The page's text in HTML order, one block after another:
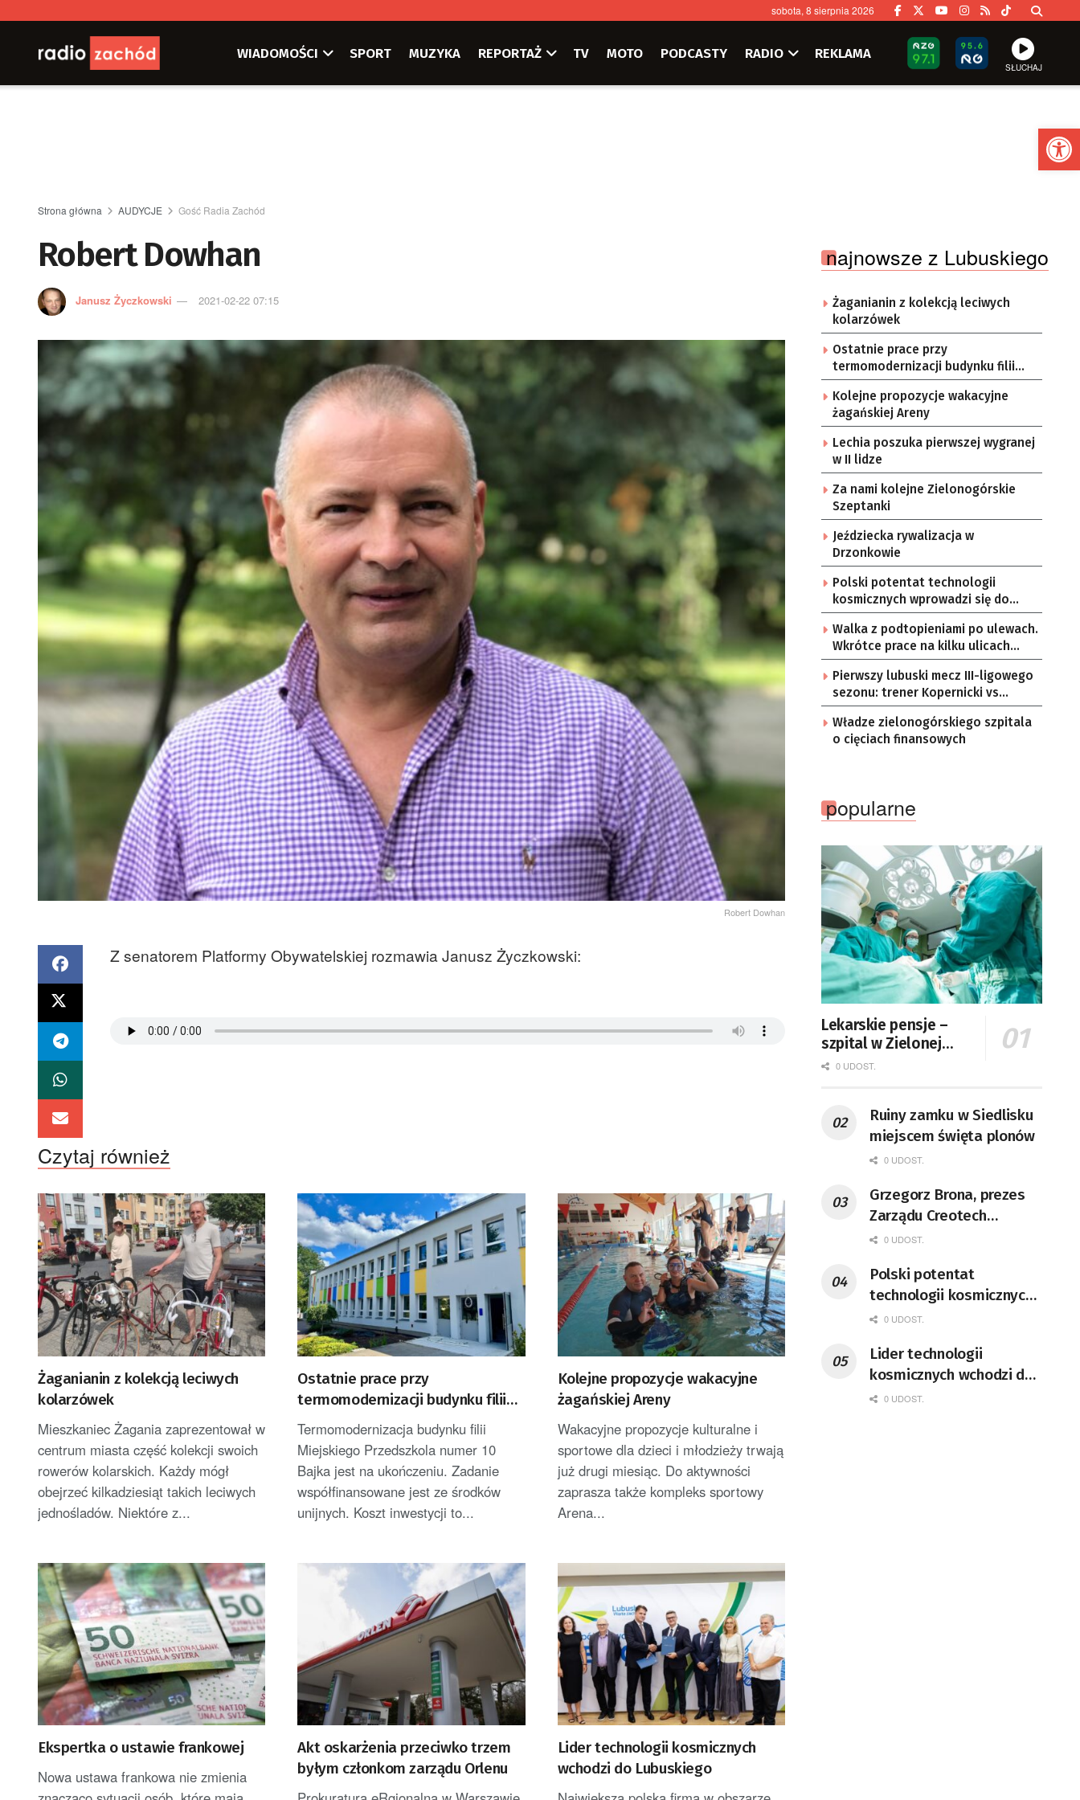
sobota, 8 sierpnia 2026
WIADOMOŚCI SPORT MUZYKA REPORTAŻ TV MOTO PODCASTY RADIO REKLAMA
SŁUCHAJ
Strona główna AUDYCJE Gość Radia Zachód
Robert Dowhan
Janusz Życzkowski 2021-02-22 07:15
Robert Dowhan
Z senatorem Platformy Obywatelskiej rozmawia Janusz Życzkowski:
Czytaj również
Żaganianin z kolekcją leciwych
kolarzówek
Mieszkaniec Żagania zaprezentował w
centrum miasta część kolekcji swoich
rowerów kolarskich. Każdy mógł
obejrzeć kilkadziesiąt takich leciwych
jednośladów. Niektóre z...
Ostatnie prace przy
termomodernizacji budynku filii
przedszkola Bajka
Termomodernizacja budynku filii
Miejskiego Przedszkola numer 10
Bajka jest na ukończeniu. Zadanie
współfinansowane jest ze środków
unijnych. Koszt inwestycji to...
Kolejne propozycje wakacyjne
żagańskiej Areny
Wakacyjne propozycje kulturalne i
sportowe dla dzieci i młodzieży trwają
już drugi miesiąc. Do aktywności
zaprasza także kompleks sportowy
Arena...
Ekspertka o ustawie frankowej
Nowa ustawa frankowa nie zmienia
Akt oskarżenia przeciwko trzem
byłym członkom zarządu Orlenu
Lider technologii kosmicznych
wchodzi do Lubuskiego
najnowsze z Lubuskiego
Żaganianin z kolekcją leciwych
kolarzówek
Ostatnie prace przy
termomodernizacji budynku filii
przedszkola Bajka
Kolejne propozycje wakacyjne
żagańskiej Areny
Lechia poszuka pierwszej wygranej
w II lidze
Za nami kolejne Zielonogórskie
Szeptanki
Jeździecka rywalizacja w
Drzonkowie
Polski potentat technologii
kosmicznych wprowadzi się do
Zielonej Góry
Walka z podtopieniami po ulewach.
Wkrótce prace na kilku ulicach
Gorzowa
Pierwszy lubuski mecz III-ligowego
sezonu: trener Kopernicki vs
starzy znajomi
Władze zielonogórskiego szpitala
o cięciach finansowych
popularne
Lekarskie pensje –
szpital w Zielonej
Górze podaje dane
0 UDOST.
Ruiny zamku w Siedlisku
miejscem święta plonów
0 UDOST.
Grzegorz Brona, prezes
Zarządu Creotech
Instruments S.A. Fizyk,
pracownik CERN w
Genewie, przedsiębiorca i
nauczyciel akademicki,
fizycznych, koordynator
Rady Sektorowej ds.
Kompetencji Przemysłu
0 UDOST.
Polski potentat
technologii kosmicznych
wprowadzi się do Zielonej
0 UDOST.
Lider technologii
kosmicznych wchodzi do
Lubuskiego
0 UDOST.